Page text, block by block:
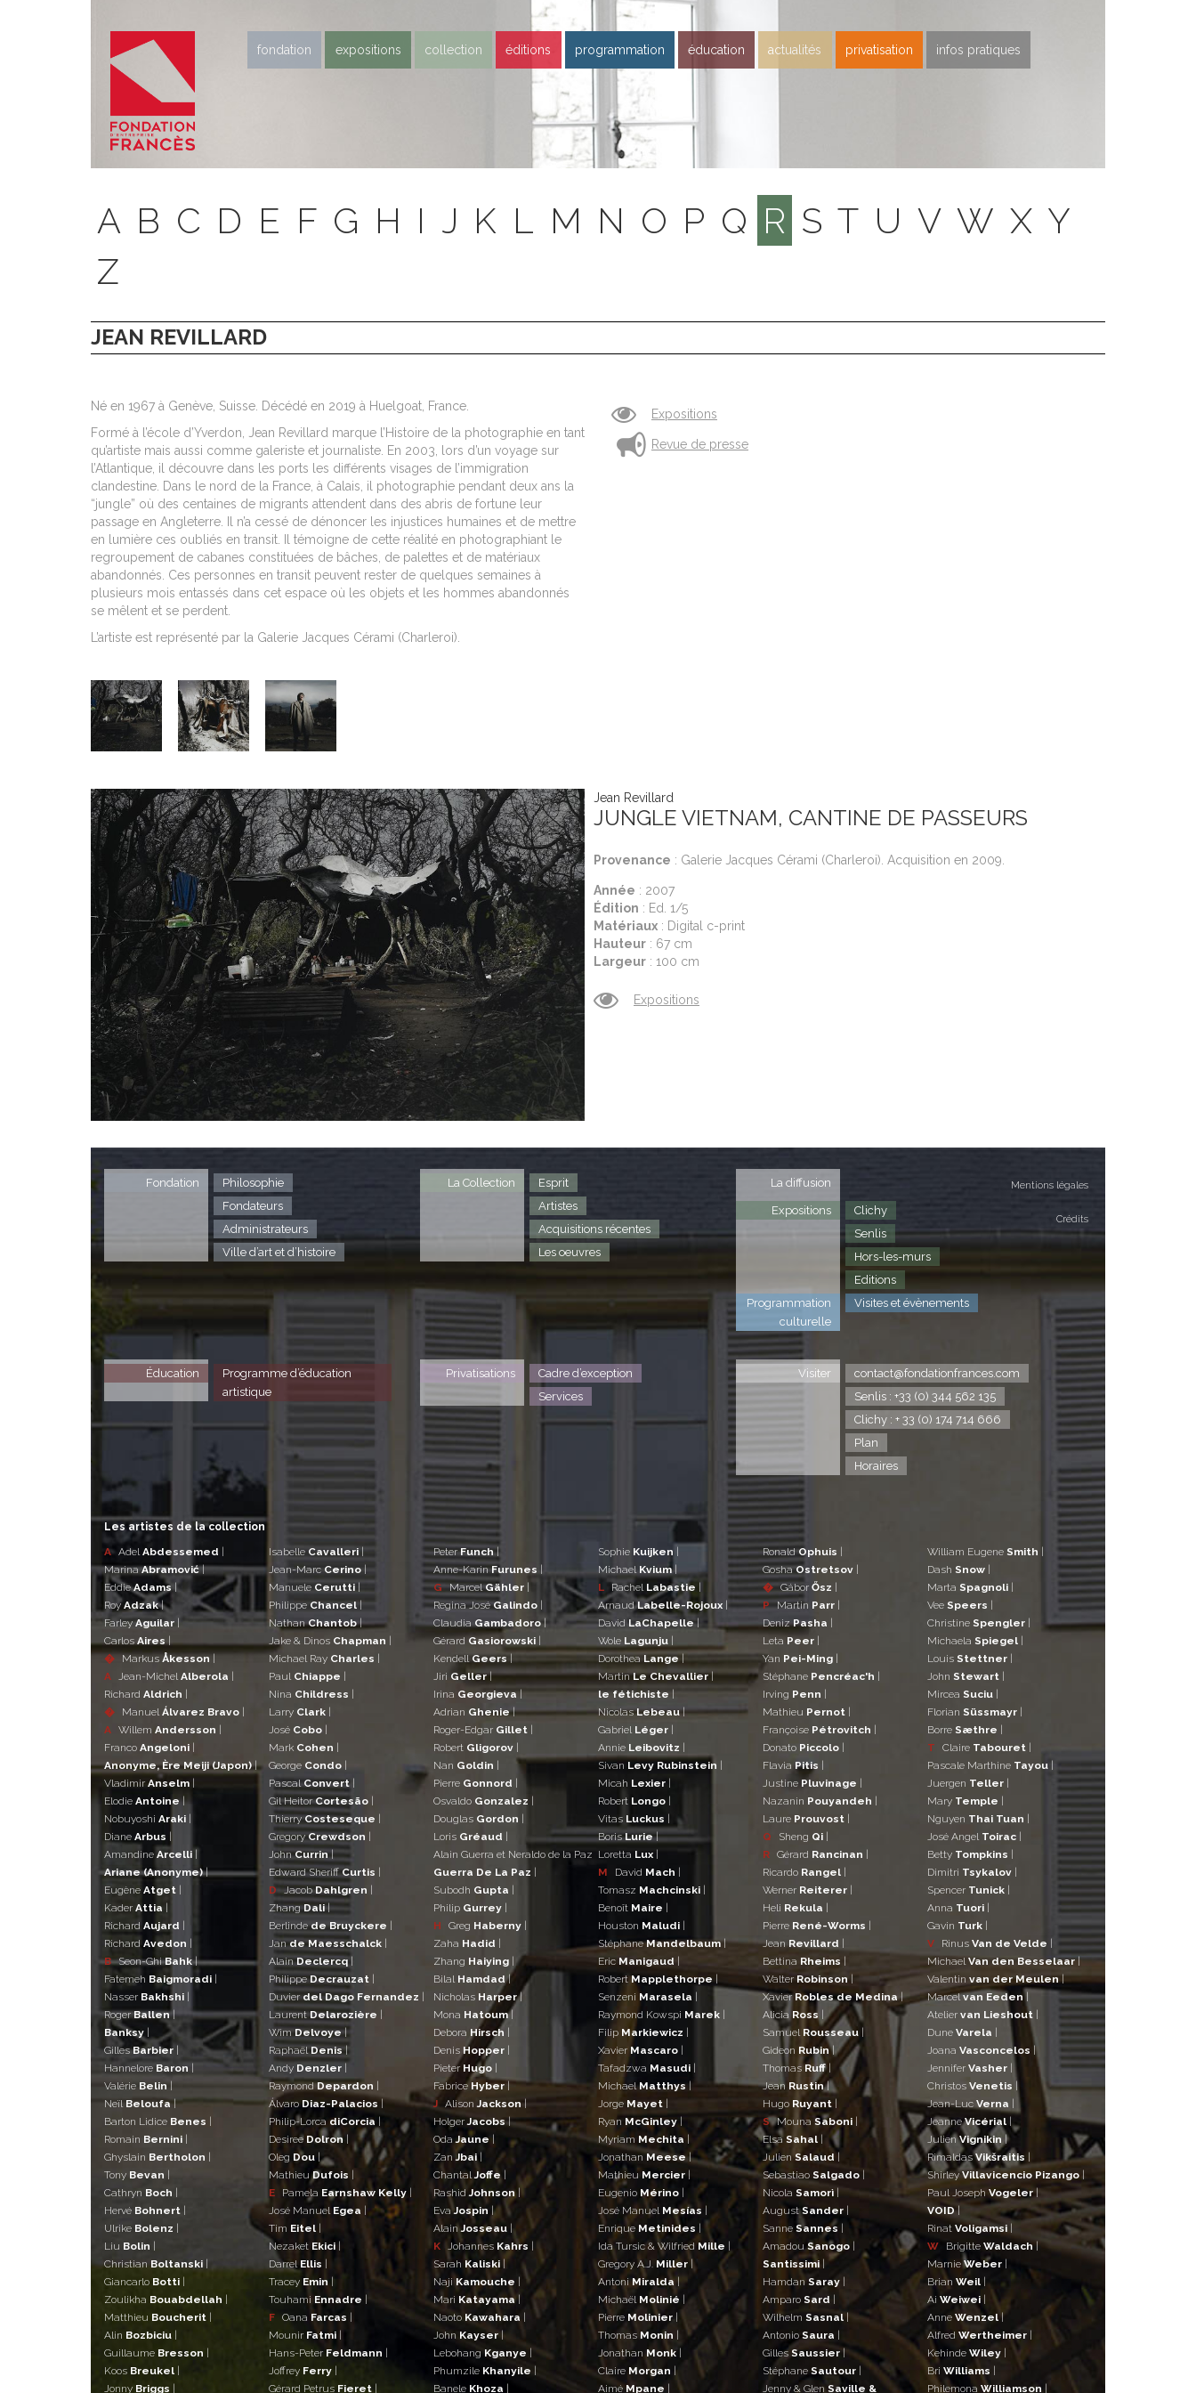
fondation expositions collection éditions programmation éducation actualités privatisation infos pratiques
A B C D E F G H I J K L M N O P Q R S T U V W X Y
Z
JEAN REVILLARD
Né en 1967 à Genève, Suisse. Décédé en 2019 à Huelgoat, France.
Formé à l’école d’Yverdon, Jean Revillard marque l’Histoire de la photographie en tant
qu’artiste mais aussi comme galeriste et journaliste. En 2003, lors d’un voyage sur
l’Atlantique, il découvre dans les ports les différents visages de l’immigration
clandestine. Dans le nord de la France, à Calais, il photographie pendant deux ans la
“jungle” où des centaines de migrants attendent dans des abris de fortune leur
passage en Angleterre. Il n’a cessé de dénoncer les injustices humaines et de mettre
en lumière ces oubliés en transit. Il témoigne de cette réalité en photographiant le
regroupement de cabanes constituées de bâches, de palettes et de matériaux
abandonnés. Ces personnes en transit peuvent rester de quelques semaines à
plusieurs mois entassés dans cet espace où les objets et les hommes abandonnés
se mêlent et se perdent.
L’artiste est représenté par la Galerie Jacques Cérami (Charleroi).
Expositions
Revue de presse
Jean Revillard
JUNGLE VIETNAM, CANTINE DE PASSEURS
Provenance : Galerie Jacques Cérami (Charleroi). Acquisition en 2009.
Année : 2007
Édition : Ed. 1/5
Matériaux : Digital c-print
Hauteur : 67 cm
Largeur : 100 cm
Expositions
Mentions légales
Crédits
Fondation
Philosophie
Fondateurs
Administrateurs
Ville d’art et d’histoire
La Collection
Esprit
Artistes
Acquisitions récentes
Les oeuvres
La diffusion
Expositions
Clichy
Senlis
Hors-les-murs
Editions
Programmation
culturelle
Visites et évènements
Éducation
Programme d’éducation
artistique
Privatisations
Cadre d’exception
Services
Visiter
contact@fondationfrances.com
Senlis : +33 (0) 344 562 135
Clichy : + 33 (0) 174 714 666
Plan
Horaires
Les artistes de la collection
A Adel Abdessemed |
MarinaAbramović|
EddieAdams |
RoyAdzak|
FarleyAguilar |
Carlos Aires |
�
Markus Åkesson |
A
Jean-Michel Alberola |
Richard Aldrich |
�
Manuel Álvarez Bravo |
A Willem Andersson |
Franco Angeloni |
Anonyme, Ère Meiji (Japon)|
Vladimir Anselm |
Elodie Antoine|
Nobuyoshi Araki |
Diane Arbus |
Amandine Arcelli |
Ariane (Anonyme)|
Eugène Atget |
Kader Attia |
Richard Aujard |
Richard Avedon |
B Seon-GhiBahk|
Fatemeh Baigmoradi |
Nasser Bakhshi |
RogerBallen|
Banksy |
GillesBarbier |
Hannelore Baron |
Valérie Belin|
Neïl Beloufa|
Barton Lidice Benes |
Romain Bernini |
Ghyslain Bertholon |
Tony Bevan |
Cathryn Boch |
Hervé Bohnert |
Ulrike Bolenz |
Liu Bolin |
Christian Boltanski |
Giancarlo Botti |
Zoulikha Bouabdellah |
Matthieu Boucherit |
Alin Bozbiciu |
Guillaume Bresson |
Koos Breukel |
Jonny Briggs |
Isabelle Cavalleri |
Jean-Marc Cerino |
Manuele Cerutti |
Philippe Chancel |
NathanChantob|
Jake & Dinos Chapman |
Michael Ray Charles |
Paul Chiappe |
Nina Childress |
Larry Clark |
José Cobo |
Mark Cohen |
George Condo |
PascalConvert |
Gil HeitorCortesão |
ThierryCosteseque |
GregoryCrewdson |
JohnCurrin|
Edward SheriffCurtis |
D JacobDahlgren |
ZhangDali|
Berlindede Bruyckere |
Jande Maesschalck |
AlainDeclercq|
PhilippeDecrauzat |
Duvierdel Dago Fernandez |
LaurentDelarozière |
WimDelvoye|
RaphaëlDenis|
Andy Denzler |
RaymondDepardon |
Álvaro Diaz-Palacios |
Philip-LorcadiCorcia |
Desiree Dolron |
Oleg Dou |
MathieuDufois |
E
Pamela Earnshaw Kelly |
José Manuel Egea |
Tim Eitel |
Nezaket Ekici |
Darrel Ellis |
Tracey Emin |
Touhami Ennadre |
F Oana Farcas |
Mounir Fatmi |
Hans-Peter Feldmann |
Joffrey Ferry |
Gérard Petrus Fieret |
PeterFunch|
Anne-KarinFurunes |
G MarcelGähler |
Regina JoséGalindo |
Claudia Gambadoro|
Gérard Gasiorowski |
KendellGeers |
Jiri Geller|
Irina Georgieva|
Adrian Ghenie|
Roger-Edgar Gillet |
Robert Gligorov |
Nan Goldin |
Pierre Gonnord |
Osvaldo Gonzalez |
Douglas Gordon |
Loris Gréaud |
Alain Guerra et Neraldo de la Paz
Guerra De La Paz |
Subodh Gupta |
Philip Gurrey |
H
Greg Haberny |
Zaha Hadid |
Zhang Haiying |
Bilal Hamdad|
Nicholas Harper|
Mona Hatoum|
Debora Hirsch |
Denis Hopper |
Pieter Hugo |
Fabrice Hyber|
J Alison Jackson|
Holger Jacobs|
OdaJaune |
Zan Jbai|
Chantal Joffe |
RashidJohnson|
EvaJospin |
AlainJosseau |
K
Johannes Kahrs |
Sarah Kaliski |
Naji Kamouche |
Mari Katayama |
Naoto Kawahara |
John Kayser |
Lebohang Kganye |
Phumzile Khanyile |
Banele Khoza |
Sophie Kuijken |
Michael Kvium|
L Rachel Labastie |
ArnaudLabelle-Rojoux |
DavidLaChapelle|
Wole Lagunju |
DorotheaLange|
MartinLe Chevallier|
le fétichiste |
NicolasLebeau|
Gabriel Léger |
Annie Leibovitz |
Sivan Levy Rubinstein |
Micah Lexier |
Robert Longo |
Vitas Luckus |
BorisLurie|
Loretta Lux |
M
David Mach |
Tomasz Machcinski |
Benoît Maire |
Houston Maludi |
StéphaneMandelbaum|
Eric Manigaud |
RobertMapplethorpe |
Senzeni Marasela |
Raymond Kowspi Marek |
Filip Markiewicz |
Xavier Mascaro |
Tafadzwa Masudi |
MichaelMatthys|
Jorge Mayet |
Ryan McGinley |
Myriam Mechita |
JonathanMeese|
Mathieu Mercier |
Eugenio Mérino |
José Manuel Mesías |
Enrique Metinides |
Ida Tursic & WilfriedMille |
Gregory A.J. Miller|
AntoniMiralda |
Michaël Molinié |
Pierre Molinier |
Thomas Monin |
Jonathan Monk|
Claire Morgan |
Aimé Mpane |
RonaldOphuis |
GoshaOstretsov |
� Gábor Ősz |
P Martin Parr |
DenizPasha |
Leta Peer |
Yan Pei-Ming |
Stéphane Pencréac'h |
Irving Penn |
Mathieu Pernot |
Françoise Pétrovitch |
Donato Piccolo |
Flavia Pitis |
Justine Pluvinage |
Nazanin Pouyandeh |
Laure Prouvost |
Q
Sheng Qi |
R Gérard Rancinan |
Ricardo Rangel |
Werner Reiterer |
Heli Rekula |
Pierre René-Worms |
Jean Revillard |
Bettina Rheims |
Walter Robinson|
Xavier Robles de Medina |
Alicia Ross |
Samuel Rousseau |
Gideon Rubin|
ThomasRuff|
Jean Rustin|
Hugo Ruyant |
S Mouna Saboni |
Elsa Sahal |
JulienSalaud |
Sebastiao Salgado |
Nicola Samorì |
AugustSander |
Sanne Sannes |
Amadou Sanogo |
Santissimi |
Hamdan Saray |
Amparo Sard |
Wilhelm Sasnal |
Antonio Saura |
Gilles Saussier|
Stéphane Sautour |
Jenny & Glen Saville &
William Eugene Smith |
Dash Snow |
Marta Spagnoli |
Vee Speers |
Christine Spengler |
Michaela Spiegel |
Louis Stettner |
John Stewart |
Mircea Suciu |
Florian Süssmayr |
Borre Sæthre |
T
Claire Tabouret |
Pascale Marthine Tayou |
Juergen Teller |
Mary Temple |
Nguyen Thai Tuan |
José Angel Toirac |
Betty Tompkins |
Dimitri Tsykalov |
Spencer Tunick |
Anna Tuori |
Gavin Turk |
V
Rinus Van de Velde |
Michael Van den Besselaar|
Valentin van der Meulen|
Marcelvan Eeden|
Atelier van Lieshout |
Dune Varela |
Joana Vasconcelos |
Jennifer Vasher |
Christos Venetis |
Jean-Luc Verna |
JeanneVicérial |
JulienVignikin |
RimaldasVikšraitis |
ShirleyVillavicencio Pizango |
Paul Joseph Vogeler |
VOID|
Rinat Voligamsi |
W
Brigitte Waldach|
Marnie Weber |
Brian Weil |
Ai Weiwei |
Anne Wenzel|
Alfred Wertheimer |
Kehinde Wiley |
Bri Williams |
Philemona Williamson |